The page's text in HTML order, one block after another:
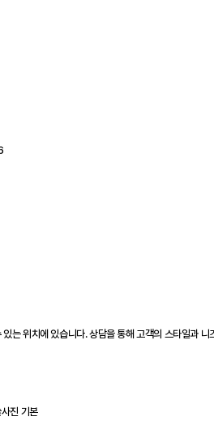
는 위치에 있습니다. 상담을 통해 고객의 스타일과